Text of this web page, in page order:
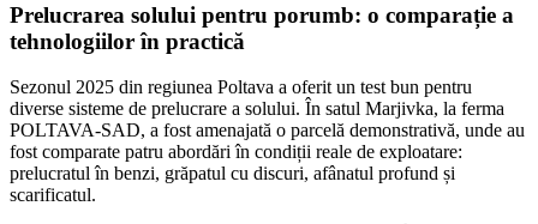
Prelucrarea solului pentru porumb: o comparație a
tehnologiilor în practică
Sezonul 2025 din regiunea Poltava a oferit un test bun pentru
diverse sisteme de prelucrare a solului. În satul Marjivka, la ferma
POLTAVA-SAD, a fost amenajată o parcelă demonstrativă, unde au
fost comparate patru abordări în condiții reale de exploatare:
prelucratul în benzi, grăpatul cu discuri, afânatul profund și
scarificatul.